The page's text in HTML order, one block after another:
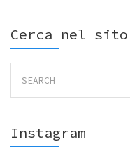
Cerca nel sito
for:
Instagram